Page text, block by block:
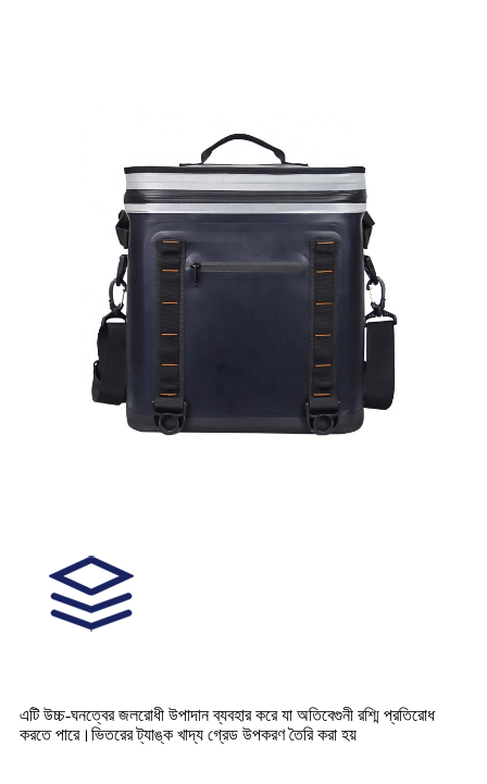
এটি উচ্চ-ঘনত্বের জলরোধী উপাদান ব্যবহার করে যা অতিবেগুনী রশ্মি প্রতিরোধ
করতে পারে।ভিতরের ট্যাঙ্ক খাদ্য গ্রেড উপকরণ তৈরি করা হয়